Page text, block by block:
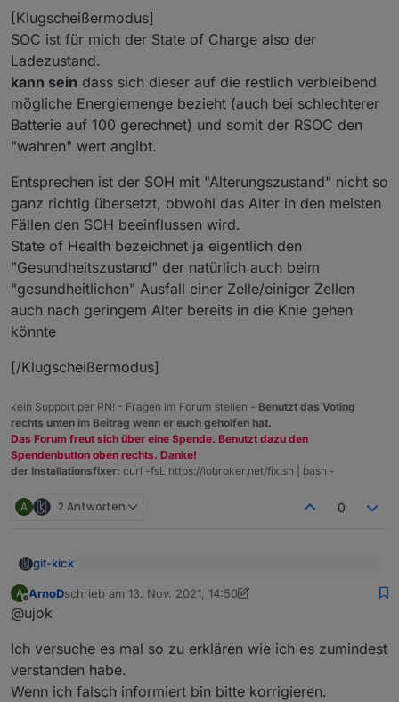
ASOC kann ich auch mit Google nicht finden .
RSOC => SOC/Ladezustand
ASOC => SOH/Alterungszustand
(für die Namen; die Tag-IDs will ich unverändert
lassen, um konsistent zu einer evtl mal vollständig
verfügbaren offiziellen Tag-Liste zu bleiben.)
Weshalb sprichst du von 3 Bezeichnungen?
Es gibt daneben auch noch REAL_RSOC. Weiß jemand,
was das bedeutet?
[Klugscheißermodus]
SOC ist für mich der State of Charge also der
Ladezustand.
kann sein dass sich dieser auf die restlich verbleibend
mögliche Energiemenge bezieht (auch bei schlechterer
Batterie auf 100 gerechnet) und somit der RSOC den
"wahren" wert angibt.
Entsprechen ist der SOH mit "Alterungszustand" nicht so
ganz richtig übersetzt, obwohl das Alter in den meisten
Fällen den SOH beeinflussen wird.
State of Health bezeichnet ja eigentlich den
"Gesundheitszustand" der natürlich auch beim
"gesundheitlichen" Ausfall einer Zelle/einiger Zellen
auch nach geringem Alter bereits in die Knie gehen
könnte
[/Klugscheißermodus]
kein Support per PN! - Fragen im Forum stellen - Benutzt das Voting
rechts unten im Beitrag wenn er euch geholfen hat.
Das Forum freut sich über eine Spende. Benutzt dazu den
Spendenbutton oben rechts. Danke!
der Installationsfixer: curl -fsL https://iobroker.net/fix.sh | bash -
A 2 Antworten 0
git-kick
würden drei Bezeichnungen schon Sinn ergeben.
bleiben.
ASOC kann ich auch mit Google nicht finden .
group/power-management/f/power-management-
Aber SOH ist offenbar viel weiter verbreitet als ASOC.
RSOC => SOC/Ladezustand
ASOC => SOH/Alterungszustand
Weshalb sprichst du von 3 Bezeichnungen?
A
Offline
ArnoDschrieb am 13. Nov. 2021, 14:50
zuletzt editiert von ArnoD
@ujok
Ich versuche es mal so zu erklären wie ich es zumindest
verstanden habe.
Wenn ich falsch informiert bin bitte korrigieren.